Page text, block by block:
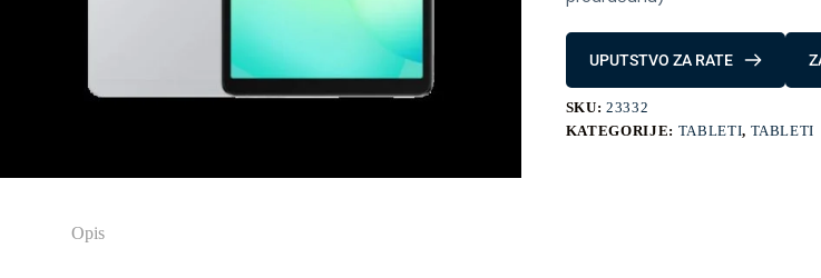
UPUTSTVO ZA RATE
SKU:23332
KATEGORIJE: TABLETI, TABLETI
Opis